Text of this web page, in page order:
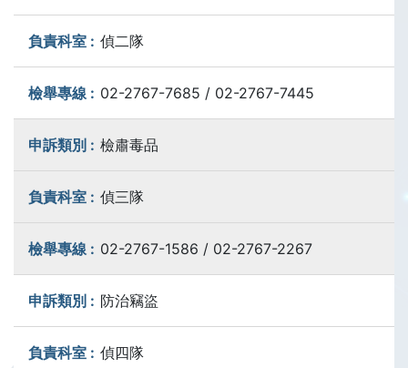
偵二隊
02-2767-7685 / 02-2767-7445
檢肅毒品
偵三隊
02-2767-1586 / 02-2767-2267
防治竊盜
偵四隊